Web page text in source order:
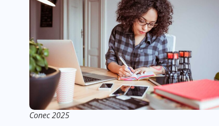
Conec 2025